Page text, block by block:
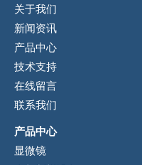
关于我们
新闻资讯
产品中心
技术支持
在线留言
联系我们
产品中心
显微镜